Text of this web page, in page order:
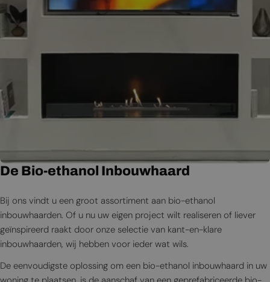
De Bio-ethanol Inbouwhaard
Bij ons vindt u een groot assortiment aan bio-ethanol
inbouwhaarden. Of u nu uw eigen project wilt realiseren of liever
geïnspireerd raakt door onze selectie van kant-en-klare
inbouwhaarden, wij hebben voor ieder wat wils.
De eenvoudigste oplossing om een bio-ethanol inbouwhaard in uw